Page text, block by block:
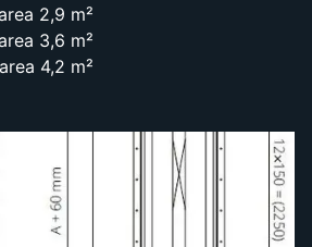
2,9 m²
3,6 m²
4,2 m²